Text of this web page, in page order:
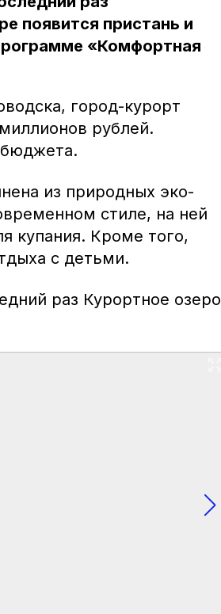
появится пристань и
«Комфортная
город-курорт
рублей.
из природных эко-
стиле, на ней
купания. Кроме того,
с детьми.
раз Курортное озеро